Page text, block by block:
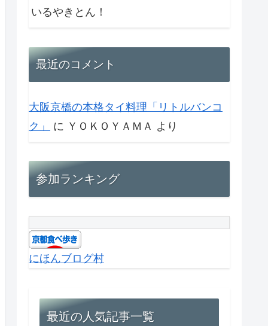
いるやきとん！
最近のコメント
大阪京橋の本格タイ料理「リトルバンコ
ク」
に ＹＯＫＯＹＡＭＡ より
参加ランキング
にほんブログ村
最近の人気記事一覧